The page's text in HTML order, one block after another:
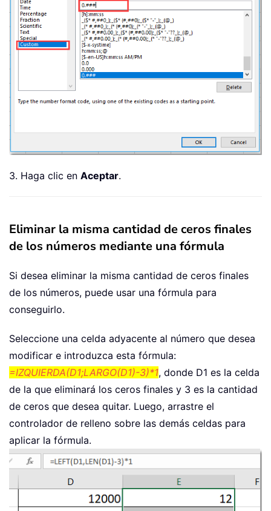
3. Haga clic en Aceptar.
Eliminar la misma cantidad de ceros finales
de los números mediante una fórmula
Si desea eliminar la misma cantidad de ceros finales
de los números, puede usar una fórmula para
conseguirlo.
Seleccione una celda adyacente al número que desea
modificar e introduzca esta fórmula:
=IZQUIERDA(D1;LARGO(D1)-3)*1, donde D1 es la celda
de la que eliminará los ceros finales y 3 es la cantidad
de ceros que desea quitar. Luego, arrastre el
controlador de relleno sobre las demás celdas para
aplicar la fórmula.